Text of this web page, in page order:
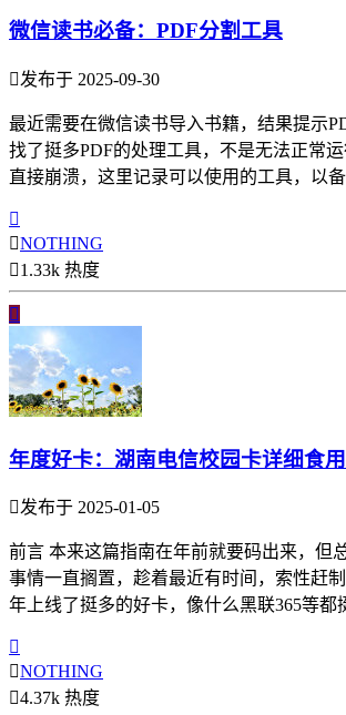
微信读书必备：PDF分割工具
发布于 2025-09-30
最近需要在微信读书导入书籍，结果提示
找了挺多PDF的处理工具，不是无法正常
直接崩溃，这里记录可以使用的工具，以

NOTHING
1.33k 热度

年度好卡：湖南电信校园卡详细食
发布于 2025-01-05
前言 本来这篇指南在年前就要码出来，但
事情一直搁置，趁着最近有时间，索性赶
年上线了挺多的好卡，像什么黑联365等都

NOTHING
4.37k 热度